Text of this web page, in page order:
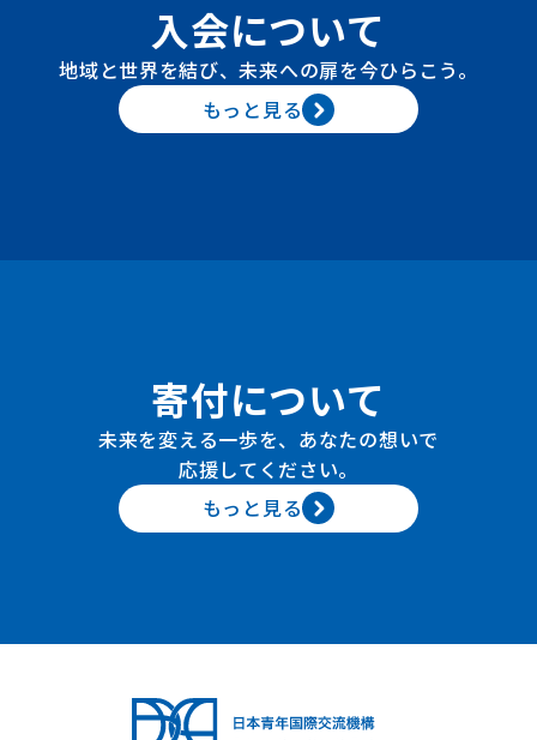
入会について
地域と世界を結び、未来への扉を今ひらこう。
もっと見る
寄付について
未来を変える一歩を、あなたの想いで
応援してください。
もっと見る